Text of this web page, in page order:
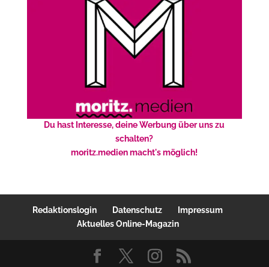
Du hast Interesse, deine Werbung über uns zu
schalten?
moritz.medien macht's möglich!
Redaktionslogin Datenschutz
Impressum
Aktuelles Online-Magazin